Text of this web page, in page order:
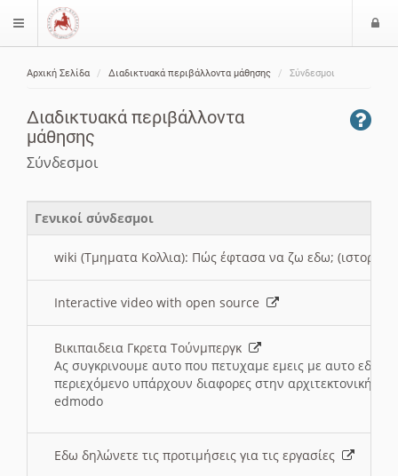
$langMenu
Αρχική Σελίδα Διαδικτυακά περιβάλλοντα μάθησης Σύνδεσμοι
Διαδικτυακά περιβάλλοντα
μάθησης
Σύνδεσμοι
Γενικοί σύνδεσμοι
wiki (Τμηματα Κολλια): Πώς έφτασα να ζω εδω; (ιστορια)
Interactive video with open source
Βικιπαιδεια Γκρετα Τούνμπεργκ
Ας συγκρινουμε αυτο που πετυχαμε εμεις με αυτο εδω
περιεχόμενο υπάρχουν διαφορες στην αρχιτεκτονική
edmodo
Εδω δηλώνετε τις προτιμήσεις για τις εργασίες